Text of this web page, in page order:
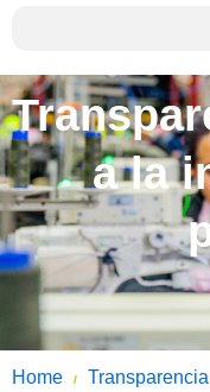
a la
Home /